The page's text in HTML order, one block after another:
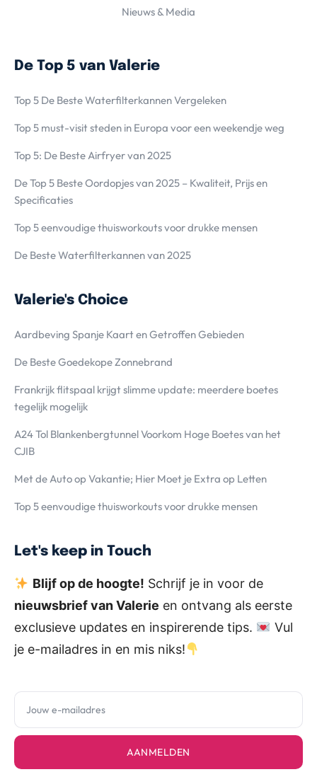
Nieuws & Media
De Top 5 van Valerie
Top 5 De Beste Waterfilterkannen Vergeleken
Top 5 must-visit steden in Europa voor een weekendje weg
Top 5: De Beste Airfryer van 2025
De Top 5 Beste Oordopjes van 2025 – Kwaliteit, Prijs en
Specificaties
Top 5 eenvoudige thuisworkouts voor drukke mensen
De Beste Waterfilterkannen van 2025
Valerie's Choice
Aardbeving Spanje Kaart en Getroffen Gebieden
De Beste Goedekope Zonnebrand
Frankrijk flitspaal krijgt slimme update: meerdere boetes
tegelijk mogelijk
A24 Tol Blankenbergtunnel Voorkom Hoge Boetes van het
CJIB
Met de Auto op Vakantie; Hier Moet je Extra op Letten
Top 5 eenvoudige thuisworkouts voor drukke mensen
Let's keep in Touch
Blijf op de hoogte! Schrijf je in voor de
nieuwsbrief van Valerie en ontvang als eerste
exclusieve updates en inspirerende tips.
Vul
je e-mailadres in en mis niks!
AANMELDEN